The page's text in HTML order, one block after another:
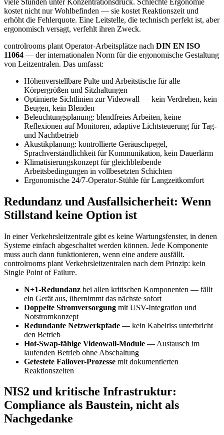
kostet nicht nur Wohlbefinden — sie kostet Reaktionszeit und
erhöht die Fehlerquote. Eine Leitstelle, die technisch perfekt ist, aber
ergonomisch versagt, verfehlt ihren Zweck.
controlrooms plant Operator-Arbeitsplätze nach DIN EN ISO
11064 — der internationalen Norm für die ergonomische Gestaltung
von Leitzentralen. Das umfasst:
Höhenverstellbare Pulte und Arbeitstische für alle
Körpergrößen und Sitzhaltungen
Optimierte Sichtlinien zur Videowall — kein Verdrehen, kein
Beugen, kein Blenden
Beleuchtungsplanung: blendfreies Arbeiten, keine
Reflexionen auf Monitoren, adaptive Lichtsteuerung für Tag-
und Nachtbetrieb
Akustikplanung: kontrollierte Geräuschpegel,
Sprachverständlichkeit für Kommunikation, kein Dauerlärm
Klimatisierungskonzept für gleichbleibende
Arbeitsbedingungen in vollbesetzten Schichten
Ergonomische 24/7-Operator-Stühle für Langzeitkomfort
Redundanz und Ausfallsicherheit: Wenn
Stillstand keine Option ist
In einer Verkehrsleitzentrale gibt es keine Wartungsfenster, in denen
Systeme einfach abgeschaltet werden können. Jede Komponente
muss auch dann funktionieren, wenn eine andere ausfällt.
controlrooms plant Verkehrsleitzentralen nach dem Prinzip: kein
Single Point of Failure.
N+1-Redundanz bei allen kritischen Komponenten — fällt
ein Gerät aus, übernimmt das nächste sofort
Doppelte Stromversorgung mit USV-Integration und
Notstromkonzept
Redundante Netzwerkpfade — kein Kabelriss unterbricht
den Betrieb
Hot-Swap-fähige Videowall-Module — Austausch im
laufenden Betrieb ohne Abschaltung
Getestete Failover-Prozesse mit dokumentierten
Reaktionszeiten
NIS2 und kritische Infrastruktur:
Compliance als Baustein, nicht als
Nachgedanke